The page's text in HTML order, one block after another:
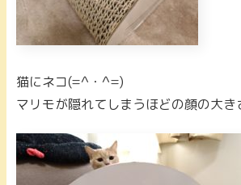
猫にネコ(=^・^=)
マリモが隠れてしまうほどの顔の大き